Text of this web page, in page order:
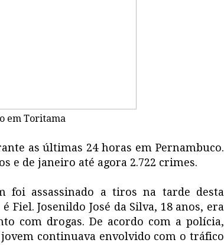
em Toritama
as últimas 24 horas em Pernambuco.
e de janeiro até agora 2.722 crimes.
foi assassinado a tiros na tarde desta
Fiel. Josenildo José da Silva, 18 anos, era
com drogas. De acordo com a polícia,
continuava envolvido com o tráfico